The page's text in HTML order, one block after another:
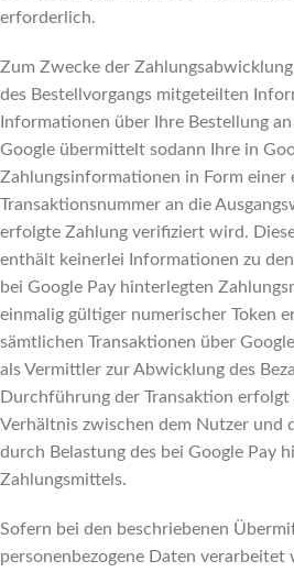
erforderlich.
Zum Zwecke der
des Bestellvorgangs mitgeteilten
Informationen über Ihre Bestellung
Google übermittelt sodann Ihre in
Zahlungsinformationen in Form einer
Transaktionsnummer an die
erfolgte Zahlung verifiziert wird.
enthält keinerlei Informationen zu
bei Google Pay hinterlegten
einmalig gültiger numerischer Token
sämtlichen Transaktionen über
als Vermittler zur Abwicklung des
Durchführung der Transaktion erfolgt
Verhältnis zwischen dem Nutzer und
durch Belastung des bei Google Pay
Zahlungsmittels.
Sofern bei den beschriebenen
personenbezogene Daten